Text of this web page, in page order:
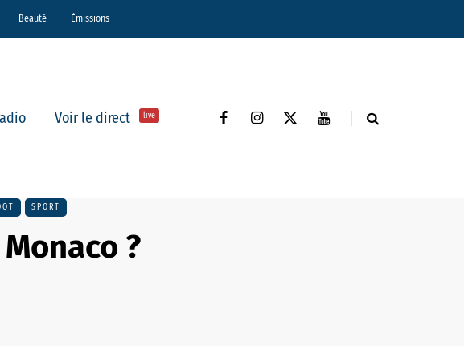
Beauté Émissions
Voir le direct live
SPORT
?